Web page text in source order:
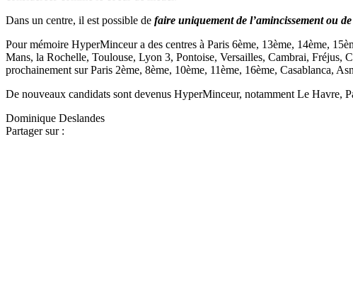
Dans un centre, il est possible de faire uniquement de l’amincissement ou
Pour mémoire HyperMinceur a des centres à Paris 6ème, 13ème, 14ème,
Mans, la Rochelle, Toulouse, Lyon 3, Pontoise, Versailles, Cambrai, Fréjus,
prochainement sur Paris 2ème, 8ème, 10ème, 11ème, 16ème, Casablanca,
De nouveaux candidats sont devenus HyperMinceur, notamment Le Havre,
Dominique Deslandes
Partager sur :